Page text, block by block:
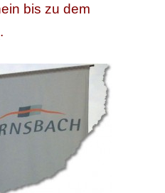
bis zu dem
.